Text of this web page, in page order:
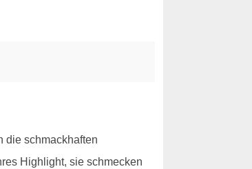
die schmackhaften
Highlight, sie schmecken